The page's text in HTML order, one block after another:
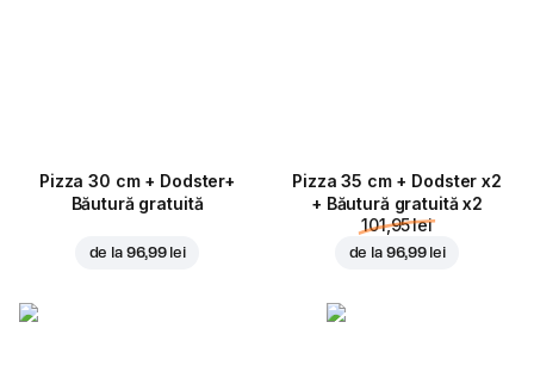
Pizza 30 cm + Dodster+
Băutură gratuită
de la 96,99 lei
Pizza 35 cm + Dodster x2
+ Băutură gratuită x2
101,95 lei
de la 96,99 lei